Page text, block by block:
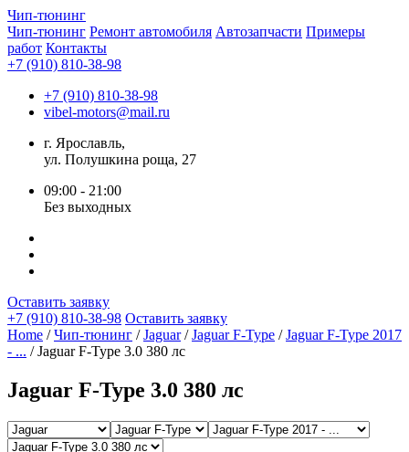
Чип-тюнинг
Чип-тюнинг Ремонт автомобиля Автозапчасти Примеры
работ Контакты
+7 (910) 810-38-98
+7 (910) 810-38-98
vibel-motors@mail.ru
г. Ярославль,
ул. Полушкина роща, 27
09:00 - 21:00
Без выходных
Оставить заявку
+7 (910) 810-38-98 Оставить заявку
Home /Чип-тюнинг /Jaguar/Jaguar F-Type /Jaguar F-Type 2017
- ... / Jaguar F-Type 3.0 380 лс
Jaguar F-Type 3.0 380 лс